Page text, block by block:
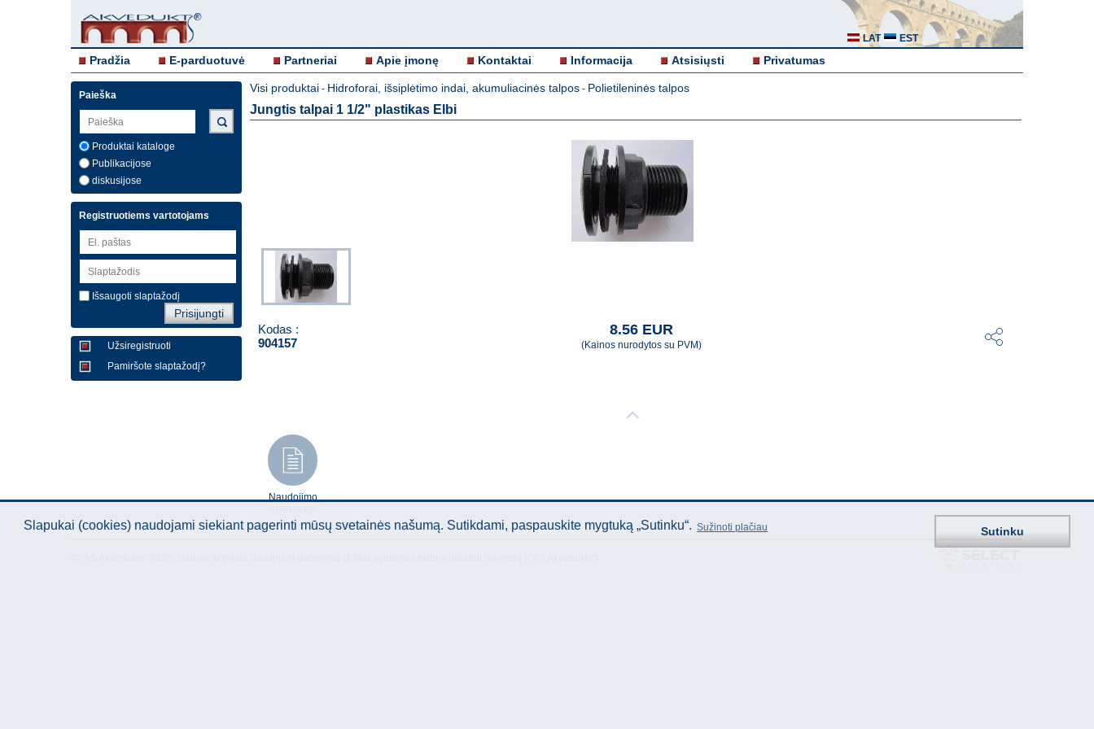
LAT EST
Pradžia E-parduotuvė Partneriai Apie įmonę Kontaktai Informacija Atsisiųsti Privatumas
Paieška
Produktai kataloge
Publikacijose
diskusijose
Registruotiems vartotojams
Išsaugoti slaptažodį
Užsiregistruoti
Pamiršote slaptažodį?
Visi produktai - Hidroforai, išsiplėtimo indai, akumuliacinės talpos - Polietileninės talpos
Jungtis talpai 1 1/2" plastikas Elbi
Kodas :
904157
8.56 EUR
(Kainos nurodytos su PVM)
Naudojimo
Slapukai (cookies) naudojami siekiant pagerinti mūsų svetainės našumą. Sutikdami, paspauskite mygtuką „Sutinku“. Sužinoti plačiau Sutinku